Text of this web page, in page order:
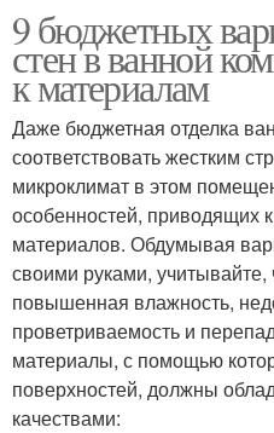
9 бюджетных
стен в ванной
к материалам
Даже бюджетная отделка
соответствовать жестким
микроклимат в этом
особенностей, приводящих
материалов. Обдумывая
своими руками,
повышенная влажность,
проветриваемость и
материалы, с помощью
поверхностей, должны
качествами: